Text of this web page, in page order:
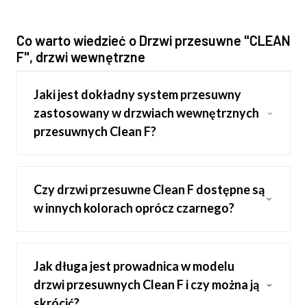
Co warto wiedzieć o Drzwi przesuwne "CLEAN
F", drzwi wewnętrzne
Jaki jest dokładny system przesuwny
zastosowany w drzwiach wewnętrznych
przesuwnych Clean F?
Czy drzwi przesuwne Clean F dostępne są
w innych kolorach oprócz czarnego?
Jak długa jest prowadnica w modelu
drzwi przesuwnych Clean F i czy można ją